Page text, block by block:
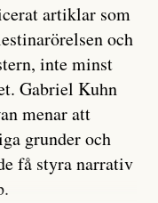
artiklar som
och
inte minst
Gabriel Kuhn
menar att
grunder och
få styra narrativ